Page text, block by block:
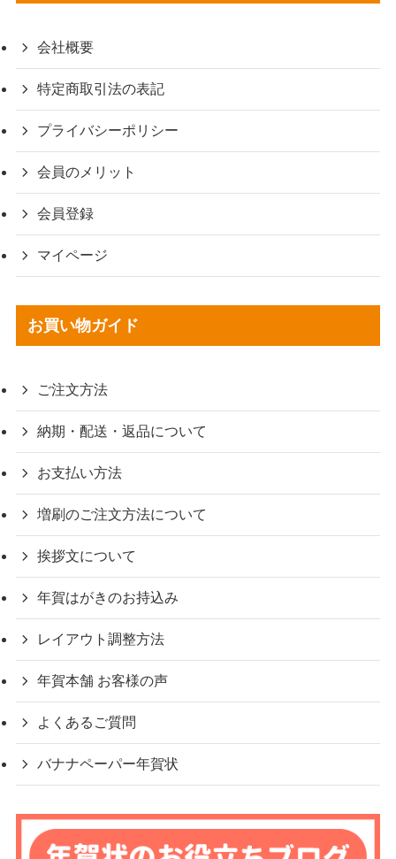
会社概要
特定商取引法の表記
プライバシーポリシー
会員のメリット
会員登録
マイページ
お買い物ガイド
ご注文方法
納期・配送・返品について
お支払い方法
増刷のご注文方法について
挨拶文について
年賀はがきのお持込み
レイアウト調整方法
年賀本舗 お客様の声
よくあるご質問
バナナペーパー年賀状